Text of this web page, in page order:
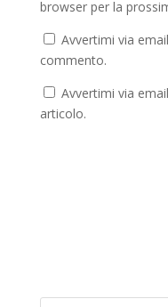
browser per la
Avvertimi via
commento.
Avvertimi via
articolo.